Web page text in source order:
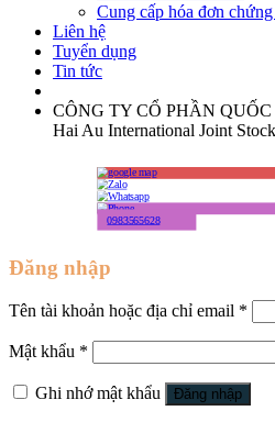
Cung cấp hóa đơn
Liên hệ
Tuyển dụng
Tin tức
CÔNG TY CỔ PHẦN
Hai Au International Joint
0983565628
Đăng nhập
Tên tài khoản hoặc địa chỉ email *
Mật khẩu *
Ghi nhớ mật khẩu Đăng nhập